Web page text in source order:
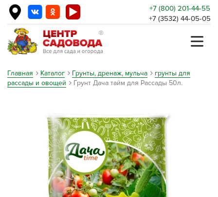
+7 (800) 201-44-55
+7 (3532) 44-05-05
Главная Каталог Грунты, дренаж, мульча
грунты для
рассады и овощей
Грунт Дача тайм для Рассады 50л.